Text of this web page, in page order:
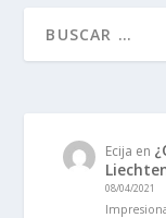
Ecija en
08/04/2021